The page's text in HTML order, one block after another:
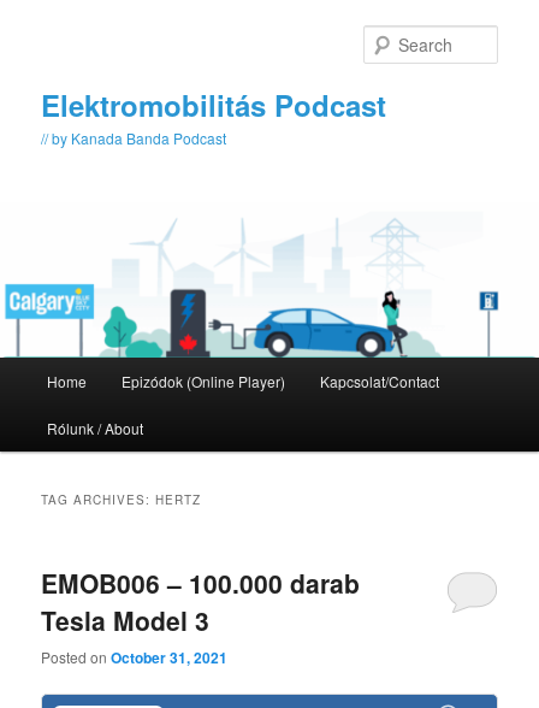
Elektromobilitás Podcast
// by Kanada Banda Podcast
Home Epizódok (Online Player) Kapcsolat/Contact
Rólunk / About
TAG ARCHIVES:HERTZ
EMOB006 – 100.000 darab
Tesla Model 3
Posted onOctober 31, 2021